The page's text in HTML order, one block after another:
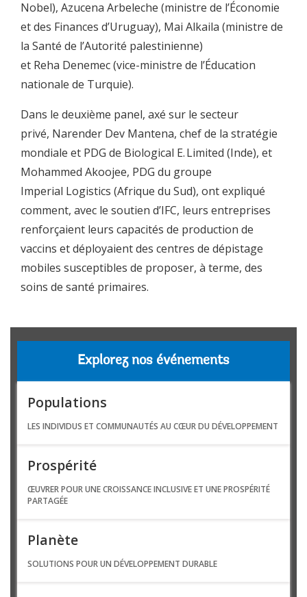
Nobel), Azucena Arbeleche (ministre de l’Économie
et des Finances d’Uruguay), Mai Alkaila (ministre de
la Santé de l’Autorité palestinienne)
et Reha Denemec (vice-ministre de l’Éducation
nationale de Turquie).
Dans le deuxième panel, axé sur le secteur
privé, Narender Dev Mantena, chef de la stratégie
mondiale et PDG de Biological E. Limited (Inde), et
Mohammed Akoojee, PDG du groupe
Imperial Logistics (Afrique du Sud), ont expliqué
comment, avec le soutien d’IFC, leurs entreprises
renforçaient leurs capacités de production de
vaccins et déployaient des centres de dépistage
mobiles susceptibles de proposer, à terme, des
soins de santé primaires.
Explorez nos événements
Populations
LES INDIVIDUS ET COMMUNAUTÉS AU CŒUR DU DÉVELOPPEMENT
Prospérité
ŒUVRER POUR UNE CROISSANCE INCLUSIVE ET UNE PROSPÉRITÉ
PARTAGÉE
Planète
SOLUTIONS POUR UN DÉVELOPPEMENT DURABLE